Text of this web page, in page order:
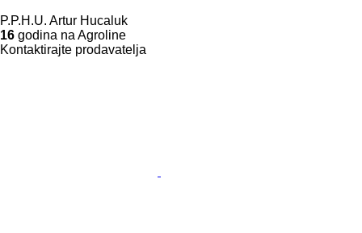
P.P.H.U. Artur Hucaluk
16 godina na Agroline
Kontaktirajte prodavatelja